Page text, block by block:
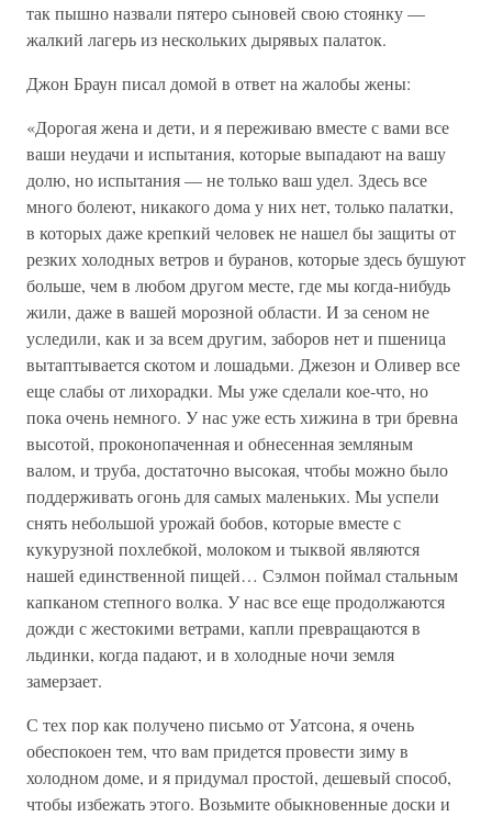
так пышно назвали пятеро сыновей свою стоянку —
жалкий лагерь из нескольких дырявых палаток.
Джон Браун писал домой в ответ на жалобы жены:
«Дорогая жена и дети, и я переживаю вместе с вами все
ваши неудачи и испытания, которые выпадают на вашу
долю, но испытания — не только ваш удел. Здесь все
много болеют, никакого дома у них нет, только палатки,
в которых даже крепкий человек не нашел бы защиты от
резких холодных ветров и буранов, которые здесь бушуют
больше, чем в любом другом месте, где мы когда-нибудь
жили, даже в вашей морозной области. И за сеном не
уследили, как и за всем другим, заборов нет и пшеница
вытаптывается скотом и лошадьми. Джезон и Оливер все
еще слабы от лихорадки. Мы уже сделали кое-что, но
пока очень немного. У нас уже есть хижина в три бревна
высотой, проконопаченная и обнесенная земляным
валом, и труба, достаточно высокая, чтобы можно было
поддерживать огонь для самых маленьких. Мы успели
снять небольшой урожай бобов, которые вместе с
кукурузной похлебкой, молоком и тыквой являются
нашей единственной пищей… Сэлмон поймал стальным
капканом степного волка. У нас все еще продолжаются
дожди с жестокими ветрами, капли превращаются в
льдинки, когда падают, и в холодные ночи земля
замерзает.
С тех пор как получено письмо от Уатсона, я очень
обеспокоен тем, что вам придется провести зиму в
холодном доме, и я придумал простой, дешевый способ,
чтобы избежать этого. Возьмите обыкновенные доски и